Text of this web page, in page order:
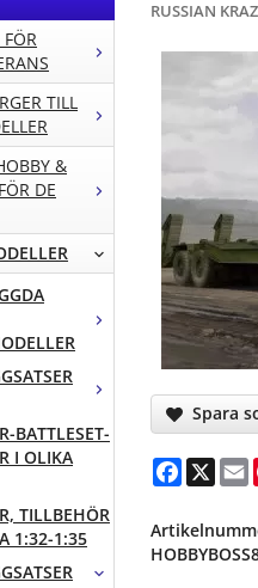
TILL
&
DE
BATTLESET-
I OLIKA
TILLBEHÖR
1:32-1:35
RUSSIAN
Spara
Facebook
X